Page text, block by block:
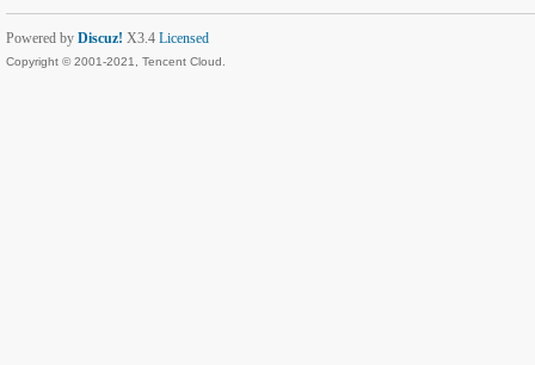
Powered by Discuz! X3.4 Licensed
Copyright © 2001-2021, Tencent Cloud.